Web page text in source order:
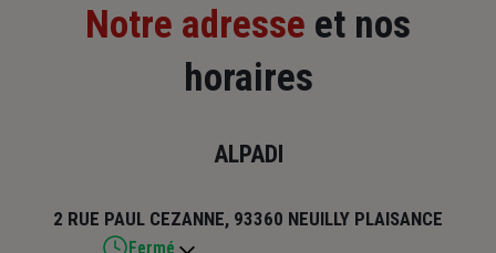
Notre adresse et nos
horaires
ALPADI
2 RUE PAUL CEZANNE, 93360 NEUILLY PLAISANCE
Fermé